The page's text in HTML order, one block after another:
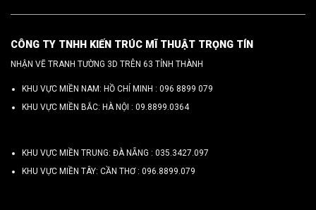
CÔNG TY TNHH KIẾN TRÚC MĨ THUẬT TRỌNG TÍN
NHẬN VẼ TRANH TƯỜNG 3D TRÊN 63 TỈNH THÀNH
KHU VỰC MIỀN NAM: HỒ CHÍ MINH : 096 8899 079
KHU VỰC MIỀN BẮC: HÀ NỘI : 09.8899.0364
KHU VỰC MIỀN TRUNG: ĐÀ NẴNG : 035.3427.097
KHU VỰC MIỀN TÂY: CẦN THƠ : 096.8899.079